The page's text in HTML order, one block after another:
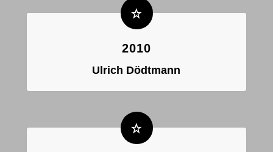
2010
Ulrich Dödtmann